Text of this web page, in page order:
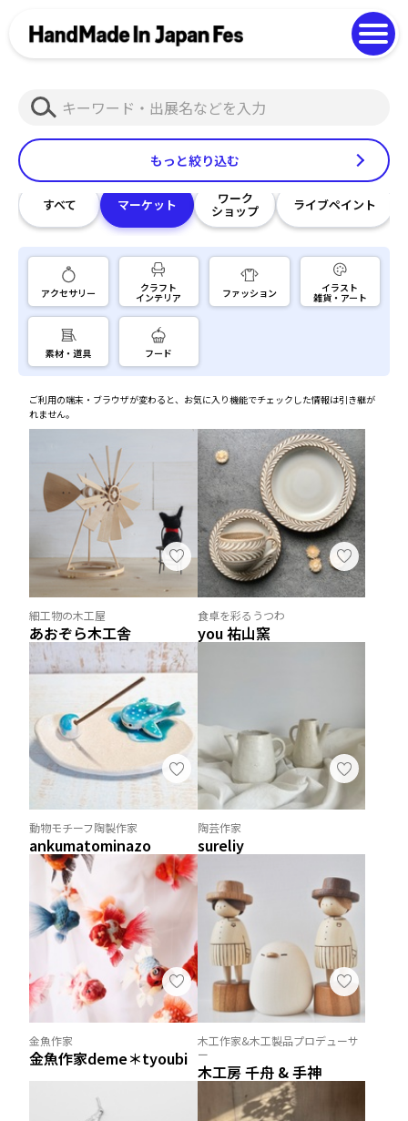
Photo Gallery
もっと絞り込む
検
索
すべて マーケット ワーク
ショップ ライブペイント
アクセサリー クラフト
インテリア ファッション イラスト
雑貨・アート
素材・道具 フード
ご利用の端末・ブラウザが変わると、お気に入り機能でチェックした情報は引き継が
れません。
細工物の木工屋
あおぞら木工舎
食卓を彩るうつわ
you 祐山窯
動物モチーフ陶製作家
ankumatominazo
陶芸作家
sureliy
金魚作家
金魚作家deme＊tyoubi
木工作家&木工製品プロデューサ
ー
木工房 千舟 & 手神